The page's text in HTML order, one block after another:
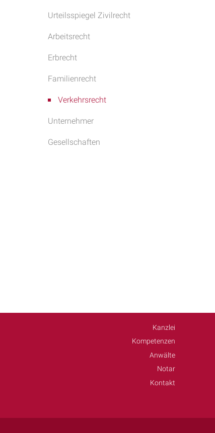
Urteilsspiegel Zivilrecht
Arbeitsrecht
Erbrecht
Familienrecht
Verkehrsrecht
Unternehmer
Gesellschaften
Kanzlei
Kompetenzen
Anwälte
Notar
Kontakt